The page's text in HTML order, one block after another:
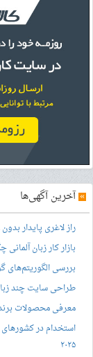
»آخرین آگهی‌ها
راز لاغری پایدار
بازار کار زبان
بررسی الگوریتم‌های
طراحی سایت چند
معرفی محصولات
استخدام در
۲۰۲۵